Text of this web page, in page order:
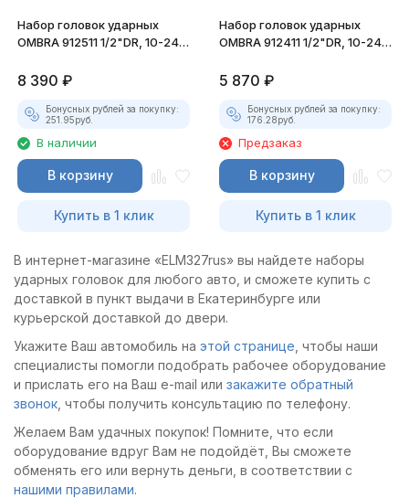
Набор головок ударных
OMBRA 912511 1/2"DR, 10-24
8 390 ₽
Бонусных рублей за покупку:
251.95руб.
В наличии
В корзину
Купить в 1 клик
Набор головок ударных
OMBRA 912411 1/2"DR, 10-24
5 870 ₽
Бонусных рублей за покупку:
176.28руб.
Предзаказ
В корзину
Купить в 1 клик
В интернет-магазине «ELM327rus» вы найдете наборы
ударных головок для любого авто, и сможете купить с
доставкой в пункт выдачи в Екатеринбурге или
курьерской доставкой до двери.
Укажите Ваш автомобиль на этой странице , чтобы наши
специалисты помогли подобрать рабочее оборудование
и прислать его на Ваш e-mail или закажите обратный
звонок , чтобы получить консультацию по телефону.
Желаем Вам удачных покупок! Помните, что если
оборудование вдруг Вам не подойдёт, Вы сможете
обменять его или вернуть деньги, в соответствии с
нашими правилами.